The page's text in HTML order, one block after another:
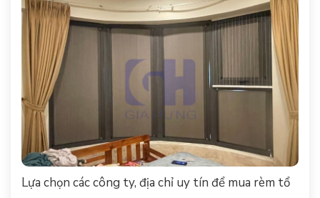
Lựa chọn các công ty, địa chỉ uy tín để mua rèm tổ